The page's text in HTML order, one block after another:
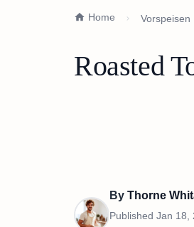
Home Vorspeisen
Roasted
By Thorne
Published Jan 18,